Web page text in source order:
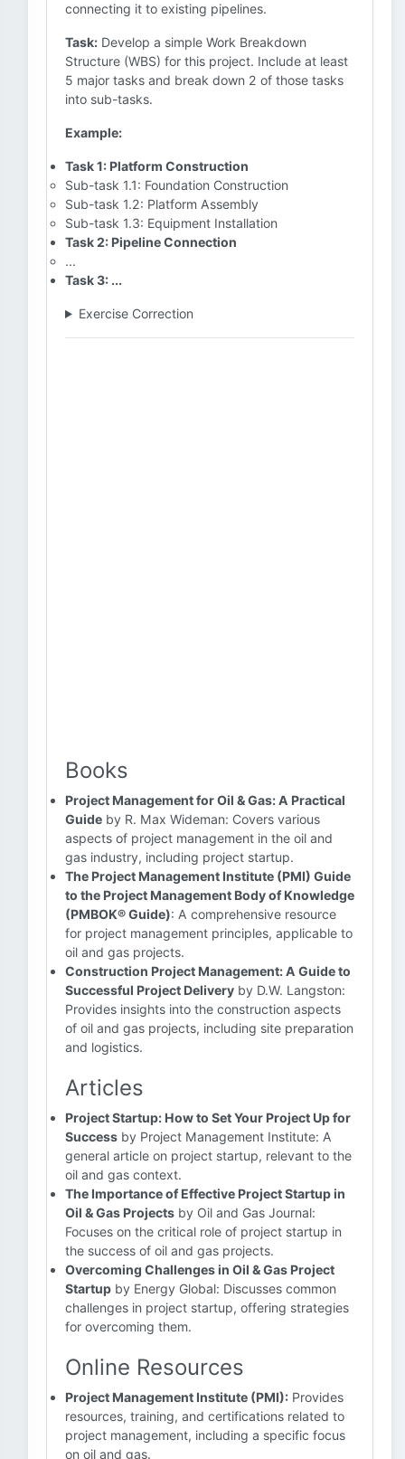
connecting it to existing pipelines.
Task: Develop a simple Work Breakdown
Structure (WBS) for this project. Include at least
5 major tasks and break down 2 of those tasks
into sub-tasks.
Example:
Task 1: Platform Construction
Sub-task 1.1: Foundation Construction
Sub-task 1.2: Platform Assembly
Sub-task 1.3: Equipment Installation
Task 2: Pipeline Connection
...
Task 3: ...
Exercise Correction
Books
Project Management for Oil & Gas: A Practical
Guide by R. Max Wideman: Covers various
aspects of project management in the oil and
gas industry, including project startup.
The Project Management Institute (PMI) Guide
to the Project Management Body of Knowledge
(PMBOK® Guide): A comprehensive resource
for project management principles, applicable to
oil and gas projects.
Construction Project Management: A Guide to
Successful Project Delivery by D.W. Langston:
Provides insights into the construction aspects
of oil and gas projects, including site preparation
and logistics.
Articles
Project Startup: How to Set Your Project Up for
Success by Project Management Institute: A
general article on project startup, relevant to the
oil and gas context.
The Importance of Effective Project Startup in
Oil & Gas Projects by Oil and Gas Journal:
Focuses on the critical role of project startup in
the success of oil and gas projects.
Overcoming Challenges in Oil & Gas Project
Startup by Energy Global: Discusses common
challenges in project startup, offering strategies
for overcoming them.
Online Resources
Project Management Institute (PMI): Provides
resources, training, and certifications related to
project management, including a specific focus
on oil and gas.